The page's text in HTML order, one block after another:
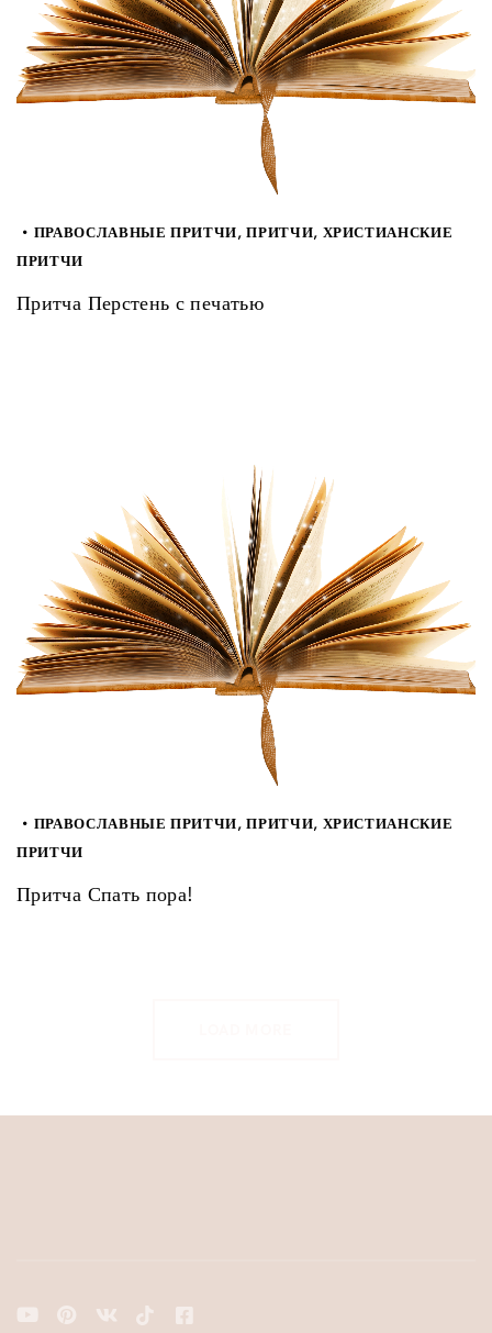
ПРАВОСЛАВНЫЕ ПРИТЧИ,ПРИТЧИ, ХРИСТИАНСКИЕ
ПРИТЧИ
Притча Перстень с печатью
ПРАВОСЛАВНЫЕ ПРИТЧИ,ПРИТЧИ, ХРИСТИАНСКИЕ
ПРИТЧИ
Притча Спать пора!